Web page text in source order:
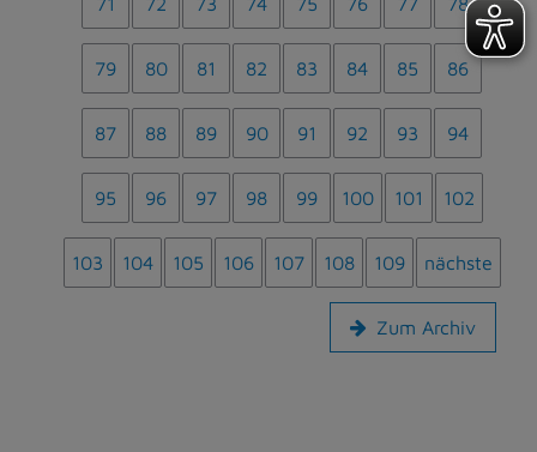
79 80 81 82 83 84 85 86
87 88 89 90 91 92 93 94
95 96 97 98 99 100 101 102
103 104 105 106 107 108 109 nächste
Zum Archiv